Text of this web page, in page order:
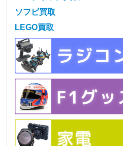
ソフビ買取
LEGO買取